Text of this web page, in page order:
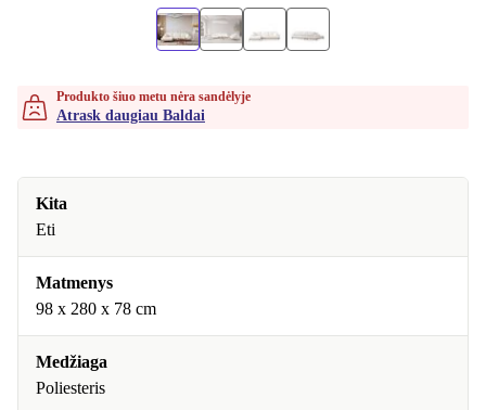
Produkto šiuo metu nėra sandėlyje
Atrask daugiau Baldai
Kita
Eti
Matmenys
98 x 280 x 78 cm
Medžiaga
Poliesteris